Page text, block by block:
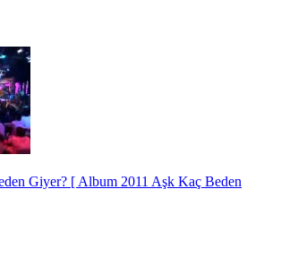
Giyer? [ Album 2011 Aşk Kaç Beden